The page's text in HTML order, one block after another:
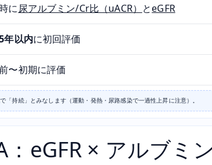
に尿アルブミン/Cr比（uACR） とeGFR
年以内に初回評価
〜初期に評価
で「持続」とみなします（運動・発熱・尿路感染で一過性上昇に注意）。
eGFR × アルブミン